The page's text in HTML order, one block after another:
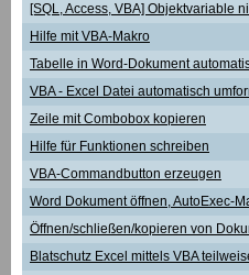
[SQL, Access, VBA] Objektvariable
Hilfe mit VBA-Makro
Tabelle in Word-Dokument
VBA - Excel Datei automatisch
Zeile mit Combobox kopieren
Hilfe für Funktionen schreiben
VBA-Commandbutton erzeugen
Word Dokument öffnen, AutoExec-
Öffnen/schließen/kopieren von
Blatschutz Excel mittels VBA